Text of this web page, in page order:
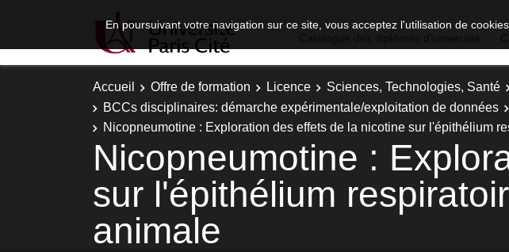
En poursuivant votre navigation sur ce site, vous acceptez l'utilisation de
Accueil Offre de formation Licence Sciences, Technologies, Santé
BCCs disciplinaires: démarche expérimentale/exploitation de données
Nicopneumotine : Exploration des effets de la nicotine sur l'épithélium
Nicopneumotine :
sur l'épithélium
animale